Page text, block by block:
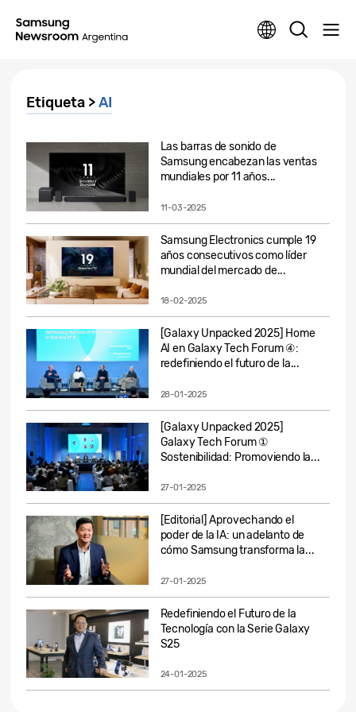
Etiqueta >AI
Las barras de sonido de
Samsung encabezan las ventas
mundiales por 11 años...
11-03-2025
Samsung Electronics cumple 19
años consecutivos como líder
mundial del mercado de...
18-02-2025
[Galaxy Unpacked 2025] Home
AI en Galaxy Tech Forum ④:
redefiniendo el futuro de la...
28-01-2025
[Galaxy Unpacked 2025]
Galaxy Tech Forum ①
Sostenibilidad: Promoviendo la...
27-01-2025
[Editorial] Aprovechando el
poder de la IA: un adelanto de
cómo Samsung transforma la...
27-01-2025
Redefiniendo el Futuro de la
Tecnología con la Serie Galaxy
S25
24-01-2025